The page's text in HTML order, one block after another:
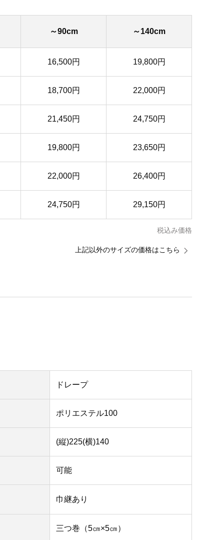
～90cm ～140cm
16,500円 19,800円
18,700円 22,000円
21,450円 24,750円
19,800円 23,650円
22,000円 26,400円
24,750円 29,150円
税込み価格
上記以外のサイズの価格はこちら
ドレープ
ポリエステル100
(縦)225(横)140
可能
巾継あり
三つ巻（5㎝×5㎝）